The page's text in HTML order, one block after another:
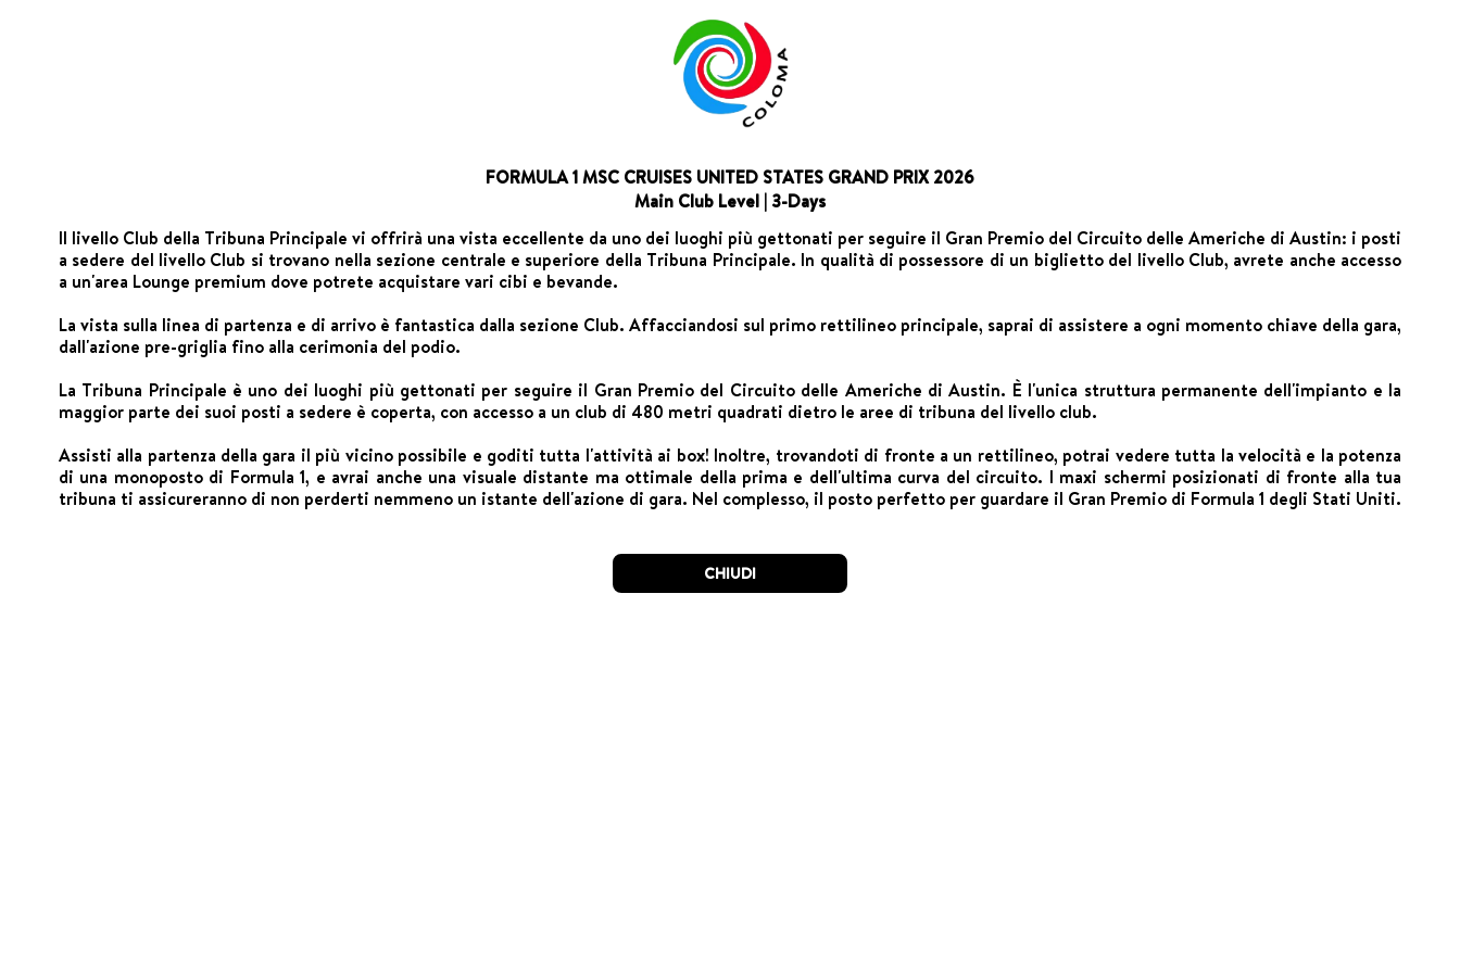
FORMULA 1 MSC CRUISES UNITED STATES GRAND PRIX 2026
Main Club Level | 3-Days
Il livello Club della Tribuna Principale vi offrirà una vista eccellente da uno dei luoghi più gettonati per seguire il Gran Premio del Circuito delle Americhe di Austin: i posti
a sedere del livello Club si trovano nella sezione centrale e superiore della Tribuna Principale. In qualità di possessore di un biglietto del livello Club, avrete anche accesso
a un'area Lounge premium dove potrete acquistare vari cibi e bevande.
La vista sulla linea di partenza e di arrivo è fantastica dalla sezione Club. Affacciandosi sul primo rettilineo principale, saprai di assistere a ogni momento chiave della gara,
dall'azione pre-griglia fino alla cerimonia del podio.
La Tribuna Principale è uno dei luoghi più gettonati per seguire il Gran Premio del Circuito delle Americhe di Austin. È l'unica struttura permanente dell'impianto e la
maggior parte dei suoi posti a sedere è coperta, con accesso a un club di 480 metri quadrati dietro le aree di tribuna del livello club.
Assisti alla partenza della gara il più vicino possibile e goditi tutta l'attività ai box! Inoltre, trovandoti di fronte a un rettilineo, potrai vedere tutta la velocità e la potenza
di una monoposto di Formula 1, e avrai anche una visuale distante ma ottimale della prima e dell'ultima curva del circuito. I maxi schermi posizionati di fronte alla tua
tribuna ti assicureranno di non perderti nemmeno un istante dell'azione di gara. Nel complesso, il posto perfetto per guardare il Gran Premio di Formula 1 degli Stati Uniti.
CHIUDI